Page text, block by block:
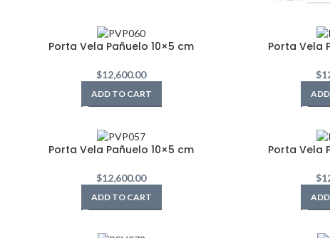
Porta Vela Pañuelo 10×5 cm
$12,600.00
ADD TO CART
Porta Vela
$
Porta Vela Pañuelo 10×5 cm
$12,600.00
ADD TO CART
Porta Vela
$